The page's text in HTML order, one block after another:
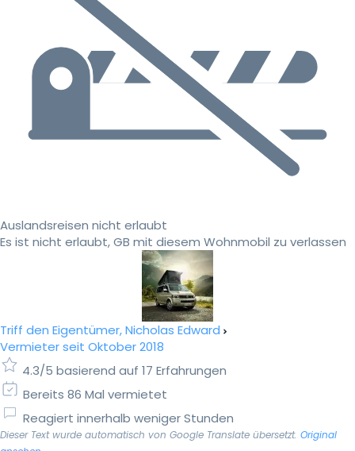
Auslandsreisen nicht erlaubt
Es ist nicht erlaubt, GB mit diesem Wohnmobil zu verlassen
Triff den Eigentümer, Nicholas Edward
Vermieter seit Oktober 2018
4.3/5 basierend auf 17 Erfahrungen
Bereits 86 Mal vermietet
Reagiert innerhalb weniger Stunden
Dieser Text wurde automatisch von Google Translate übersetzt. Original